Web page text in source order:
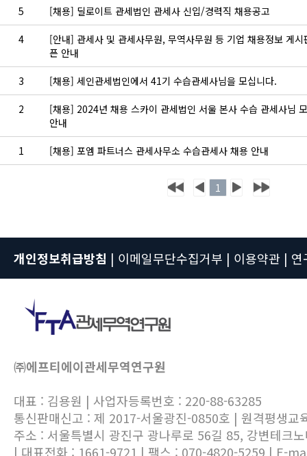
5 [채용] 딜로이트 관세법인 관세사 신입/경력직 채용공고
4
[안내] 관세사 및 관세사무원, 무역사무원 등 기업 채용정보 게시
픈 안내
3 [채용] 세인관세법인에서 41기 수습관세사님을 모십니다.
2
[채용] 2024년 채용 스카이 관세법인 서울 본사 수습 관세사님
안내
1 [채용] 포엠 파트너스 관세사무소 수습관세사 채용 안내
1
개인정보취급방침 | 이메일무단수집거부 | 이용약관 | 연
㈜에프티에이관세무역연구원
대표 : 김용원 | 사업자등록번호 : 220-88-63285
통신판매신고 : 제 2017-서울광진-0850호 | 원격평생교
주소 : 서울특별시 광진구 광나루로 56길 85, 강변테크
| 대표전화 : 1661-9721 | 팩스 : 070-4820-5259 | E-